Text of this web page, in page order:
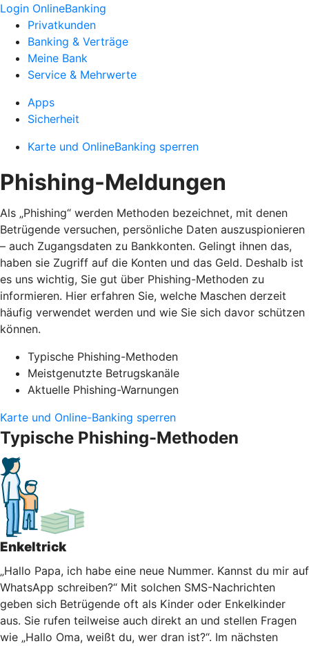
Login OnlineBanking
Privatkunden
Banking & Verträge
Meine Bank
Service & Mehrwerte
Apps
Sicherheit
Karte und OnlineBanking sperren
Phishing-Meldungen
Als „Phishing“ werden Methoden bezeichnet, mit denen
Betrügende versuchen, persönliche Daten auszuspionieren
– auch Zugangsdaten zu Bankkonten. Gelingt ihnen das,
haben sie Zugriff auf die Konten und das Geld. Deshalb ist
es uns wichtig, Sie gut über Phishing-Methoden zu
informieren. Hier erfahren Sie, welche Maschen derzeit
häufig verwendet werden und wie Sie sich davor schützen
können.
Typische Phishing-Methoden
Meistgenutzte Betrugskanäle
Aktuelle Phishing-Warnungen
Karte und Online-Banking sperren
Typische Phishing-Methoden
Enkeltrick
„Hallo Papa, ich habe eine neue Nummer. Kannst du mir auf
WhatsApp schreiben?“ Mit solchen SMS-Nachrichten
geben sich Betrügende oft als Kinder oder Enkelkinder
aus. Sie rufen teilweise auch direkt an und stellen Fragen
wie „Hallo Oma, weißt du, wer dran ist?“. Im nächsten